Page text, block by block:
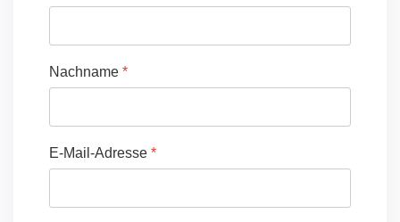
Nachname *
E-Mail-Adresse *